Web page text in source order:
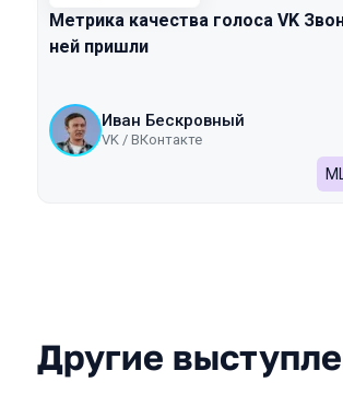
Метрика качества голоса VK
ней пришли
Иван Бескровный
VK / ВКонтакте
Другие